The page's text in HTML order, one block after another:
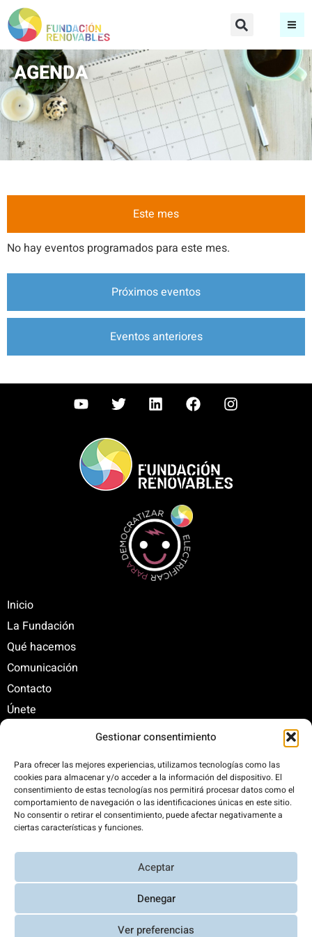
Gestionar consentimiento
Para ofrecer las mejores experiencias, utilizamos tecnologías como las
cookies para almacenar y/o acceder a la información del dispositivo. El
consentimiento de estas tecnologías nos permitirá procesar datos como el
comportamiento de navegación o las identificaciones únicas en este sitio.
No consentir o retirar el consentimiento, puede afectar negativamente a
ciertas características y funciones.
Aceptar
Denegar
Ver preferencias
AGENDA
Este mes
Próximos eventos
Eventos anteriores
No hay eventos programados para este mes.
Inicio
La Fundación
Qué hacemos
Comunicación
Contacto
Únete
C/ Santa Engracia, 108. 5º Interior. Izda. 28003
+34 625 47 42 11
fundacion@fundacionrenovables.org
comunicacion@fundacionrenovables.org
Compensamos la huella de carbono en un
300%. Web 100% impulsada por energías
renovables.